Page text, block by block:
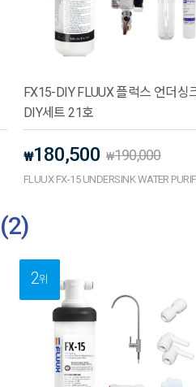
FX15-DIY FLUUX 플럭스 언더싱
DIY세트 21호
₩180,500 ₩190,000
FLUUX FX-15 UNDERSINK WATER
(2)
2위